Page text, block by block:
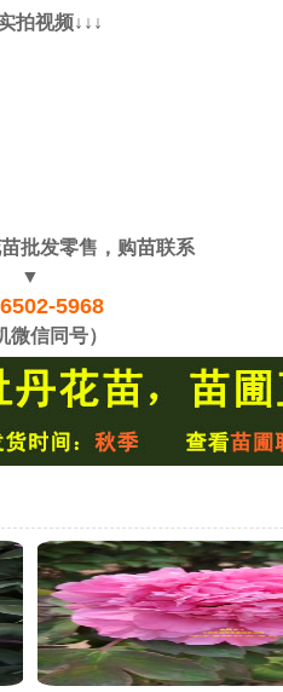
拍视频↓↓↓
批发零售，购苗联系
▼
5968
微信同号）